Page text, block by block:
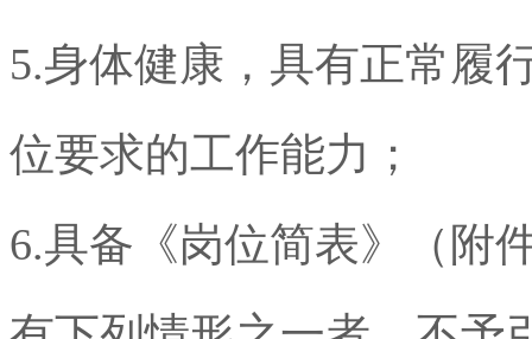
5.身体健康，具有正常履
位要求的工作能力；
6.具备《岗位简表》（附